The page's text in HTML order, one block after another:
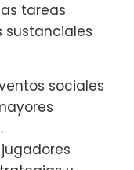
tareas
sustanciales
sociales